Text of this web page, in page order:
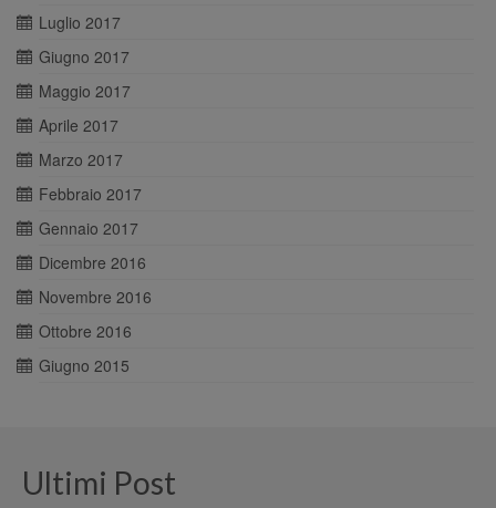
Luglio 2017
Giugno 2017
Maggio 2017
Aprile 2017
Marzo 2017
Febbraio 2017
Gennaio 2017
Dicembre 2016
Novembre 2016
Ottobre 2016
Giugno 2015
Ultimi Post